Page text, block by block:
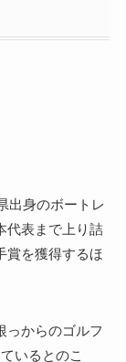
出身のボートレ
代表まで上り詰
賞を獲得するほ
っからのゴルフ
いるとのこ